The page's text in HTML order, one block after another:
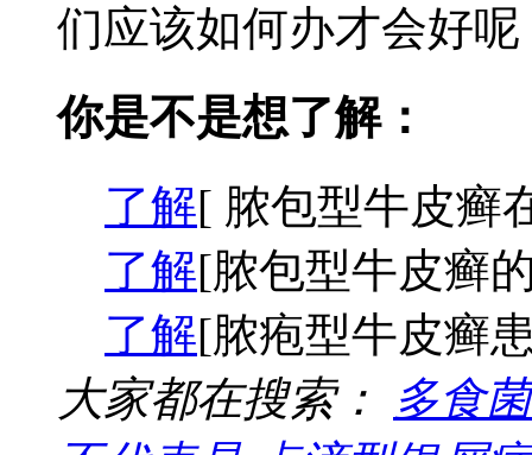
们应该如何办才会好
你是不是想了解：
了解[ 脓包型牛皮癣
了解[脓包型牛皮癣
了解[脓疱型牛皮癣
大家都在搜索：
多食